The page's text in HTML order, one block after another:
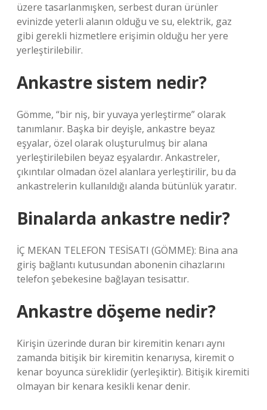
üzere tasarlanmışken, serbest duran ürünler
evinizde yeterli alanın olduğu ve su, elektrik, gaz
gibi gerekli hizmetlere erişimin olduğu her yere
yerleştirilebilir.
Ankastre sistem nedir?
Gömme, “bir niş, bir yuvaya yerleştirme” olarak
tanımlanır. Başka bir deyişle, ankastre beyaz
eşyalar, özel olarak oluşturulmuş bir alana
yerleştirilebilen beyaz eşyalardır. Ankastreler,
çıkıntılar olmadan özel alanlara yerleştirilir, bu da
ankastrelerin kullanıldığı alanda bütünlük yaratır.
Binalarda ankastre nedir?
İÇ MEKAN TELEFON TESİSATI (GÖMME): Bina ana
giriş bağlantı kutusundan abonenin cihazlarını
telefon şebekesine bağlayan tesisattır.
Ankastre döşeme nedir?
Kirişin üzerinde duran bir kiremitin kenarı aynı
zamanda bitişik bir kiremitin kenarıysa, kiremit o
kenar boyunca süreklidir (yerleşiktir). Bitişik kiremiti
olmayan bir kenara kesikli kenar denir.